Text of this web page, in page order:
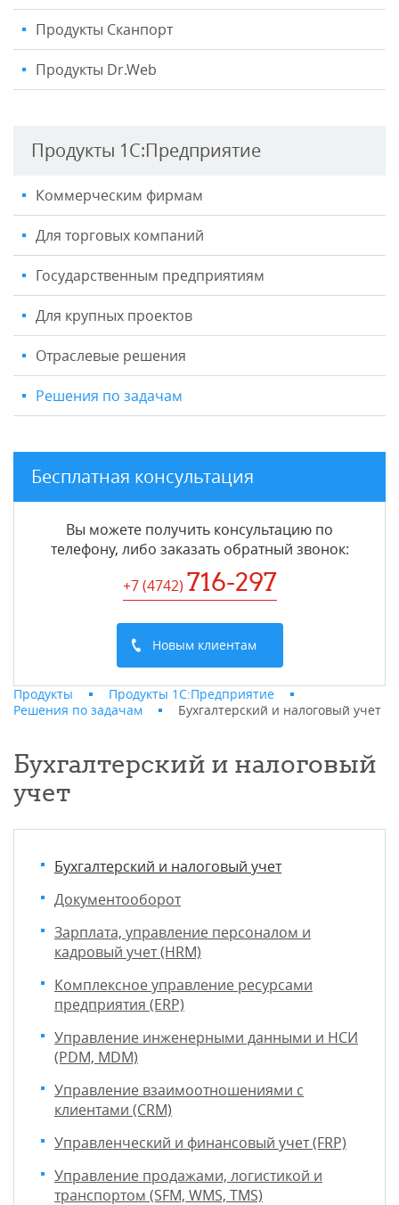
Продукты Сканпорт
Продукты Dr.Web
Продукты 1С:Предприятие
Коммерческим фирмам
Для торговых компаний
Государственным предприятиям
Для крупных проектов
Отраслевые решения
Решения по задачам
Бесплатная консультация
Вы можете получить консультацию по
телефону, либо заказать обратный звонок:
+7 (4742) 716-297
Новым клиентам
Продукты
Продукты 1С:Предприятие
Решения по задачам
Бухгалтерский и налоговый учет
Бухгалтерский и налоговый
учет
Бухгалтерский и налоговый учет
Документооборот
Зарплата, управление персоналом и
кадровый учет (HRM)
Комплексное управление ресурсами
предприятия (ERP)
Управление инженерными данными и НСИ
(PDM, MDM)
Управление взаимоотношениями с
клиентами (CRM)
Управленческий и финансовый учет (FRP)
Управление продажами, логистикой и
транспортом (SFM, WMS, TMS)